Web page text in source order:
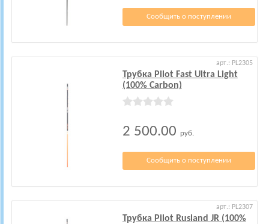
Сообщить о поступлении
арт.: PL2305
Трубка Pilot Fast Ultra Light
(100% Carbon)
2 500.00 руб.
Сообщить о поступлении
арт.: PL2307
Трубка Pilot Rusland JR (100%